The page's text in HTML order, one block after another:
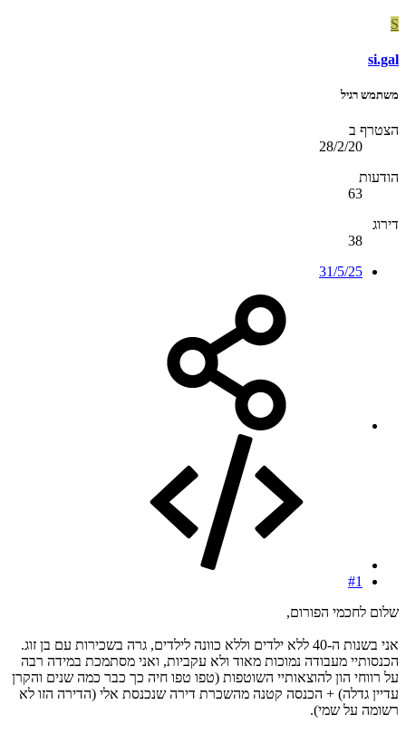
S
si.gal
משתמש רגיל
הצטרף ב
28/2/20
הודעות
63
דירוג
38
31/5/25
#1
שלום לחכמי הפורום,
אני בשנות ה-40 ללא ילדים וללא כוונה לילדים, גרה בשכירות עם בן זוג.
הכנסותיי מעבודה נמוכות מאוד ולא עקביות, ואני מסתמכת במידה רבה
על רווחי הון להוצאותיי השוטפות (טפו טפו חיה כך כבר כמה שנים והקרן
עדיין גדלה) + הכנסה קטנה מהשכרת דירה שנכנסת אלי (הדירה הזו לא
רשומה על שמי).